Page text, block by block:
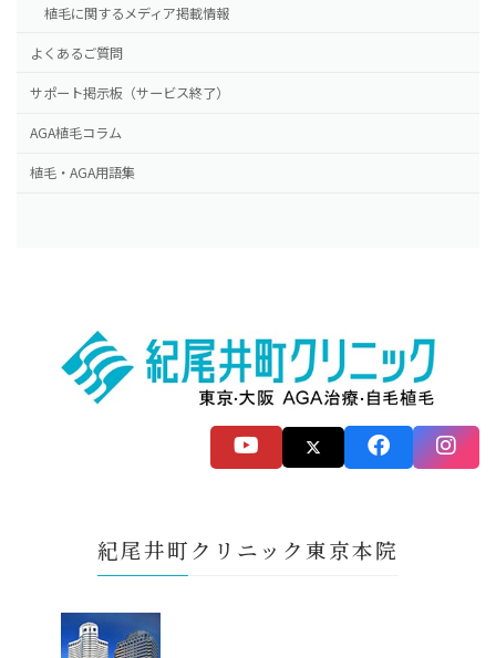
植毛に関するメディア掲載情報
よくあるご質問
サポート掲示板（サービス終了）
AGA植毛コラム
植毛・AGA用語集
紀尾井町クリニック東京本院